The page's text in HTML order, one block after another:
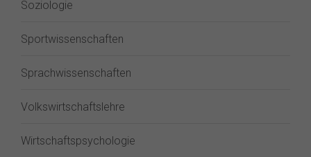
Soziologie
Sportwissenschaften
Sprachwissenschaften
Volkswirtschaftslehre
Wirtschaftspsychologie